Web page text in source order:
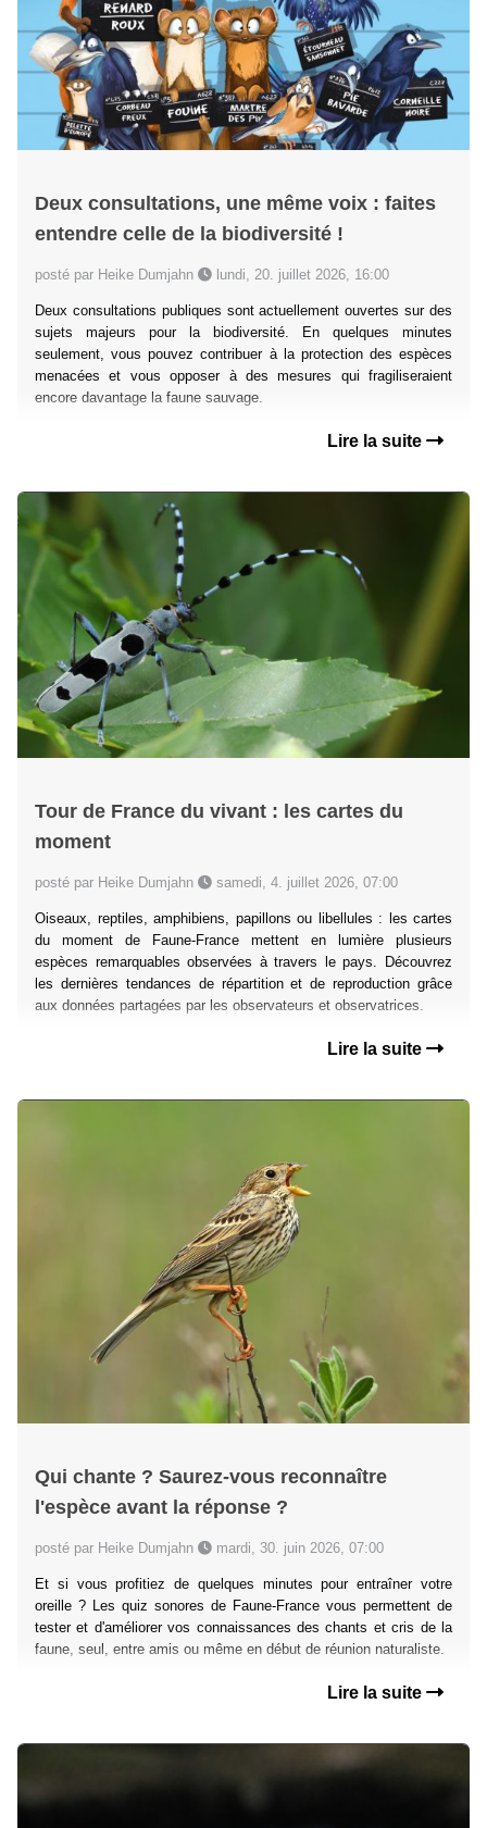
Deux consultations, une même voix : faites
entendre celle de la biodiversité !
posté par Heike Dumjahn lundi, 20. juillet 2026, 16:00
Deux consultations publiques sont actuellement ouvertes sur des
sujets majeurs pour la biodiversité. En quelques minutes
seulement, vous pouvez contribuer à la protection des espèces
menacées et vous opposer à des mesures qui fragiliseraient
encore davantage la faune sauvage.
Lire la suite
Tour de France du vivant : les cartes du
moment
posté par Heike Dumjahn samedi, 4. juillet 2026, 07:00
Oiseaux, reptiles, amphibiens, papillons ou libellules : les cartes
du moment de Faune-France mettent en lumière plusieurs
espèces remarquables observées à travers le pays. Découvrez
les dernières tendances de répartition et de reproduction grâce
aux données partagées par les observateurs et observatrices.
Lire la suite
Qui chante ? Saurez-vous reconnaître
l'espèce avant la réponse ?
posté par Heike Dumjahn mardi, 30. juin 2026, 07:00
Et si vous profitiez de quelques minutes pour entraîner votre
oreille ? Les quiz sonores de Faune-France vous permettent de
tester et d'améliorer vos connaissances des chants et cris de la
faune, seul, entre amis ou même en début de réunion naturaliste.
Lire la suite